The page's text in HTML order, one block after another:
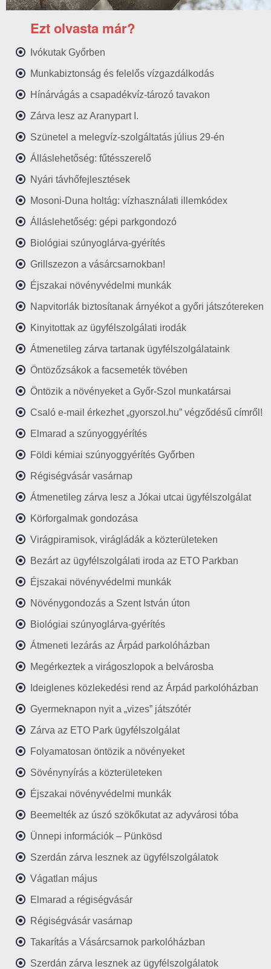
Ezt olvasta már?
Ivókutak Győrben
Munkabiztonság és felelős vízgazdálkodás
Hínárvágás a csapadékvíz-tározó tavakon
Zárva lesz az Aranypart I.
Szünetel a melegvíz-szolgáltatás július 29-én
Álláslehetőség: fűtésszerelő
Nyári távhőfejlesztések
Mosoni-Duna holtág: vízhasználati illemkódex
Álláslehetőség: gépi parkgondozó
Biológiai szúnyoglárva-gyérítés
Grillszezon a vásárcsarnokban!
Éjszakai növényvédelmi munkák
Napvitorlák biztosítanak árnyékot a győri játszótereken
Kinyitottak az ügyfélszolgálati irodák
Átmenetileg zárva tartanak ügyfélszolgálataink
Öntözőzsákok a facsemeték tövében
Öntözik a növényeket a Győr-Szol munkatársai
Csaló e-mail érkezhet „gyorszol.hu” végződésű címről!
Elmarad a szúnyoggyérítés
Földi kémiai szúnyoggyérítés Győrben
Régiségvásár vasárnap
Átmenetileg zárva lesz a Jókai utcai ügyfélszolgálat
Körforgalmak gondozása
Virágpiramisok, virágládák a közterületeken
Bezárt az ügyfélszolgálati iroda az ETO Parkban
Éjszakai növényvédelmi munkák
Növénygondozás a Szent István úton
Biológiai szúnyoglárva-gyérítés
Átmeneti lezárás az Árpád parkolóházban
Megérkeztek a virágoszlopok a belvárosba
Ideiglenes közlekedési rend az Árpád parkolóházban
Gyermeknapon nyit a „vizes” játszótér
Zárva az ETO Park ügyfélszolgálat
Folyamatosan öntözik a növényeket
Sövénynyírás a közterületeken
Éjszakai növényvédelmi munkák
Beemelték az úszó szökőkutat az adyvárosi tóba
Ünnepi információk – Pünkösd
Szerdán zárva lesznek az ügyfélszolgálatok
Vágatlan május
Elmarad a régiségvásár
Régiségvásár vasárnap
Takarítás a Vásárcsarnok parkolóházban
Szerdán zárva lesznek az ügyfélszolgálatok